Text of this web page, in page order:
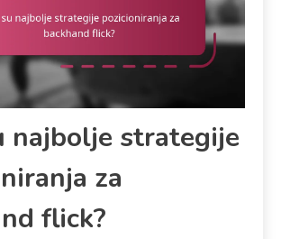
najbolje strategije
za
flick?